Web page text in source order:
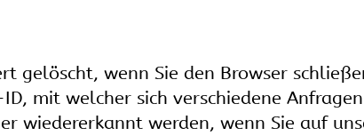
gelöscht, wenn Sie den Browser
mit welcher sich verschiedene
wiedererkannt werden, wenn Sie auf